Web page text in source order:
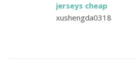
jerseys cheap
xushengda0318